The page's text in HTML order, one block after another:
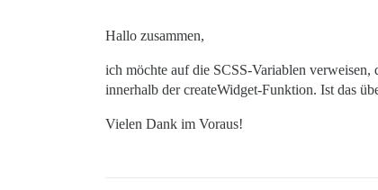
Hallo zusammen,
ich möchte auf die SCSS-Variablen
innerhalb der createWidget-Funktion. Ist das
Vielen Dank im Voraus!